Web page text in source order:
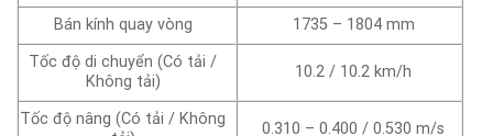
Bán kính quay vòng
1735 – 1804 mm
Tốc độ di chuyển (Có tải /
Không tải)
10.2 / 10.2 km/h
Tốc độ nâng (Có tải / Không
0.310 – 0.400 / 0.530 m/s